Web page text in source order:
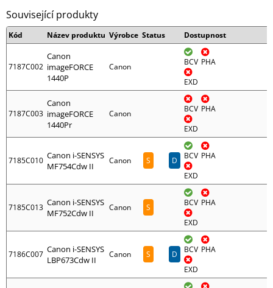
Související produkty
Kód Název produktu Výrobce Status Dostupnost
7187C002
Canon
imageFORCE
1440P
Canon BCV PHA
EXD
7187C003
Canon
imageFORCE
1440Pr
Canon BCV PHA
EXD
7185C010 Canon i-SENSYS
MF754Cdw II
Canon S D BCV PHA
EXD
7185C013 Canon i-SENSYS
MF752Cdw II
Canon S BCV PHA
EXD
7186C007 Canon i-SENSYS
LBP673Cdw II
Canon S D BCV PHA
EXD